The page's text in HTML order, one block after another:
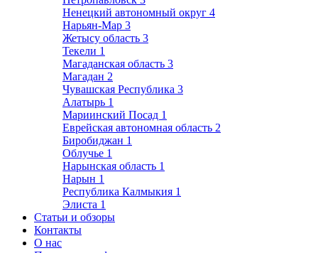
Ненецкий автономный округ 4
Нарьян-Мар 3
Жетысу область 3
Текели 1
Магаданская область 3
Магадан 2
Чувашская Республика 3
Алатырь 1
Мариинский Посад 1
Еврейская автономная область 2
Биробиджан 1
Облучье 1
Нарынская область 1
Нарын 1
Республика Калмыкия 1
Элиста 1
Статьи и обзоры
Контакты
О нас